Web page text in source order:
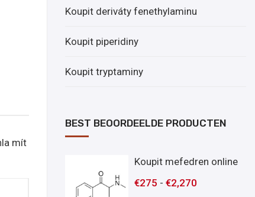
mít
Koupit deriváty fenethylaminu
Koupit piperidiny
Koupit tryptaminy
BEST BEOORDEELDE PRODUCTEN
Koupit mefedren online
€275 -€2,270